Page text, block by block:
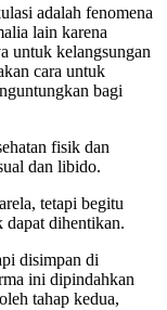
adalah fenomena
lain karena
untuk kelangsungan
cara untuk
bagi
fisik dan
dan libido.
tetapi begitu
dihentikan.
disimpan di
ini dipindahkan
tahap kedua,